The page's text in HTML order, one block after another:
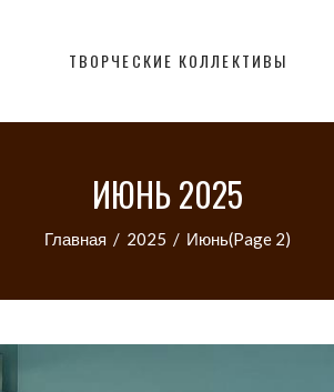
ТВОРЧЕСКИЕ КОЛЛЕКТИВЫ
ИЮНЬ 2025
Главная / 2025 / Июнь(Page 2)